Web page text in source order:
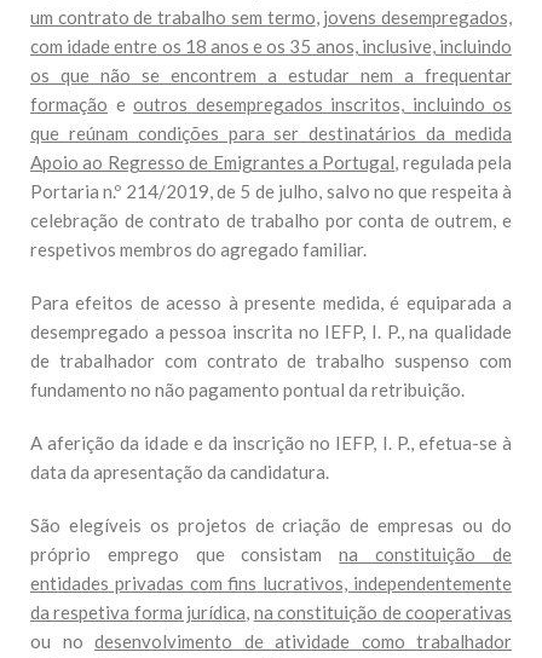
um contrato de trabalho sem termo, jovens desempregados,
com idade entre os 18 anos e os 35 anos, inclusive, incluindo
os que não se encontrem a estudar nem a frequentar
formação e outros desempregados inscritos, incluindo os
que reúnam condições para ser destinatários da medida
Apoio ao Regresso de Emigrantes a Portugal, regulada pela
Portaria n.º 214/2019, de 5 de julho, salvo no que respeita à
celebração de contrato de trabalho por conta de outrem, e
respetivos membros do agregado familiar.
Para efeitos de acesso à presente medida, é equiparada a
desempregado a pessoa inscrita no IEFP, I. P., na qualidade
de trabalhador com contrato de trabalho suspenso com
fundamento no não pagamento pontual da retribuição.
A aferição da idade e da inscrição no IEFP, I. P., efetua-se à
data da apresentação da candidatura.
São elegíveis os projetos de criação de empresas ou do
próprio emprego que consistamna constituição de
entidades privadas com fins lucrativos, independentemente
da respetiva forma jurídica, na constituição de cooperativas
ou no desenvolvimento de atividade como trabalhador